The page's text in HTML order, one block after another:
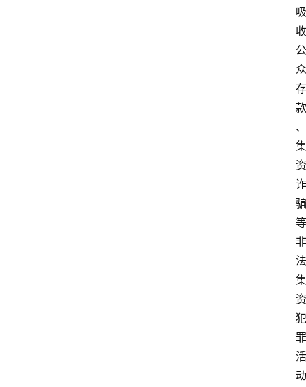
吸
收
公
众
存
款
、
集
资
诈
骗
等
非
法
集
资
犯
罪
活
动